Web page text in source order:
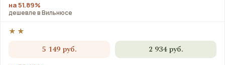
на 51.89%
дешевле в Вильнюсе
★★
5 149 руб. 2 934 руб.